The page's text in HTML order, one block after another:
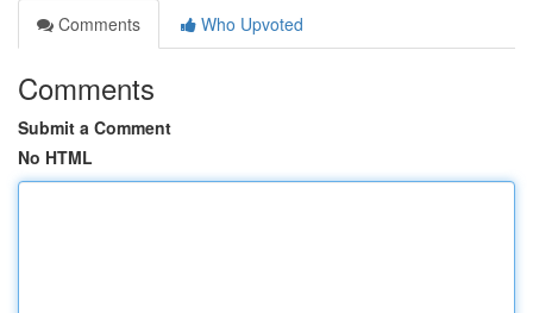
Comments
Who Upvoted
Comments
Submit a Comment
No HTML